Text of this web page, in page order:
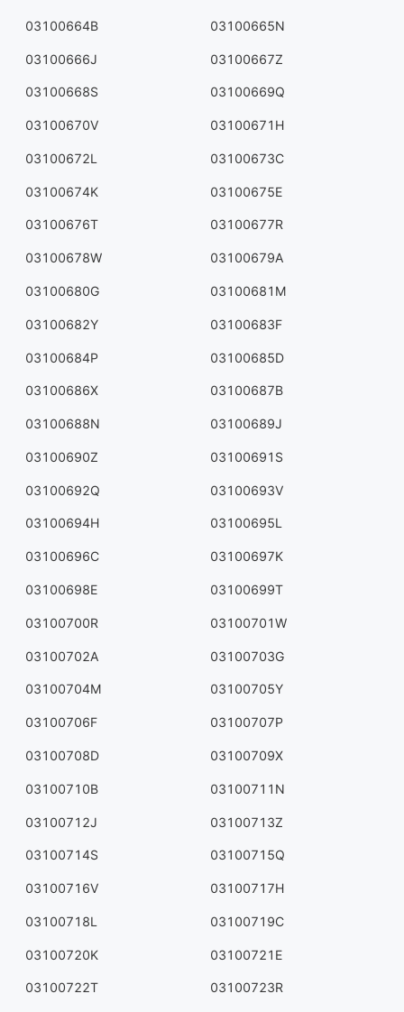
03100664B 03100665N
03100666J 03100667Z
03100668S 03100669Q
03100670V 03100671H
03100672L 03100673C
03100674K 03100675E
03100676T 03100677R
03100678W 03100679A
03100680G 03100681M
03100682Y 03100683F
03100684P 03100685D
03100686X 03100687B
03100688N 03100689J
03100690Z 03100691S
03100692Q 03100693V
03100694H 03100695L
03100696C 03100697K
03100698E 03100699T
03100700R 03100701W
03100702A 03100703G
03100704M 03100705Y
03100706F 03100707P
03100708D 03100709X
03100710B 03100711N
03100712J 03100713Z
03100714S 03100715Q
03100716V 03100717H
03100718L 03100719C
03100720K 03100721E
03100722T 03100723R